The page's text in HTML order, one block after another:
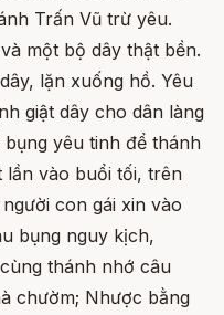
Trấn Vũ trừ yêu.
một bộ dây thật bền.
lặn xuống hồ. Yêu
giật dây cho dân làng
yêu tinh để thánh
lần vào buổi tối, trên
con gái xin vào
bụng nguy kịch,
thánh nhớ câu
chườm; Nhược bằng